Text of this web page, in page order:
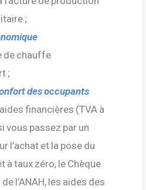
;
de chauffe
;
des occupants
financières (TVA à
vous passez par un
l’achat et la pose du
à taux zéro, le Chèque
l’ANAH, les aides des